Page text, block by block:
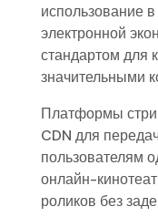
использование
электронной
стандартом для
значительными
Платформы
CDN для
пользователям
онлайн-
роликов без